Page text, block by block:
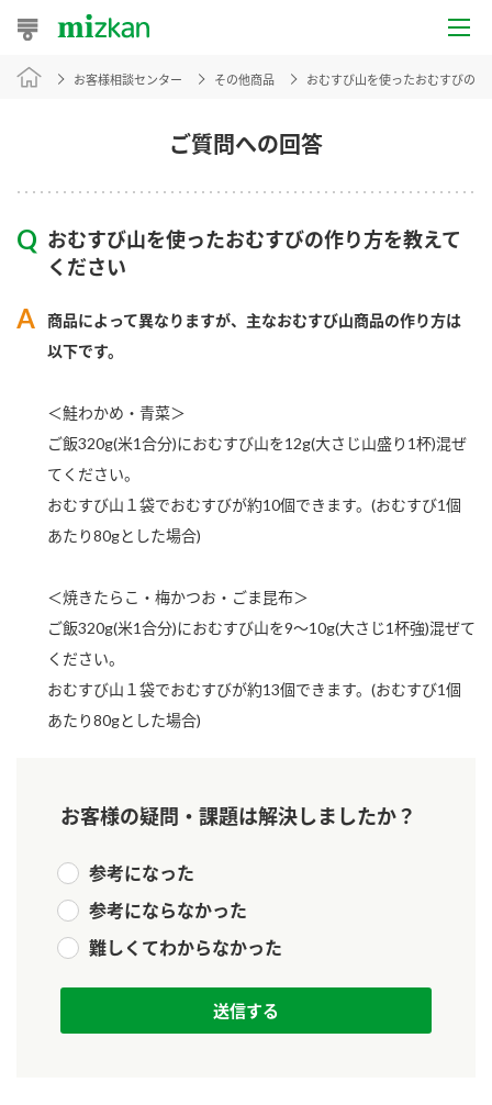
おうちレシピ
レシピ特集
レシピカテゴリ一覧
商品カテゴリ
酢 調味酢
つゆ
スープ
ふりかけ おすしの素
炊き込みご飯の素
新商品一覧
ブランド・スペシャルサイト
ブランド・スペシャルサイト トップ
商品ブランドサイト
Fibee（ファイビー）
カンタン酢
味ぽん
ぽん酢
かおりの蔵
企業情報
ミツカングループについて
企業理念
ミツカンを知る
ZENB initiative
ニュースリリース
ご質問への回答
お客様相談センター その他商品 おむすび山を使ったおむすびの
おむすび山を使ったおむすびの作り方を教えて
ください
商品によって異なりますが、主なおむすび山商品の作り方は
以下です。
＜鮭わかめ・青菜＞
ご飯320g(米1合分)におむすび山を12g(大さじ山盛り1杯)混ぜ
てください。
おむすび山１袋でおむすびが約10個できます。(おむすび1個
あたり80gとした場合)
＜焼きたらこ・梅かつお・ごま昆布＞
ご飯320g(米1合分)におむすび山を9～10g(大さじ1杯強)混ぜて
ください。
おむすび山１袋でおむすびが約13個できます。(おむすび1個
あたり80gとした場合)
お客様の疑問・課題は解決しましたか？
参考になった
参考にならなかった
難しくてわからなかった